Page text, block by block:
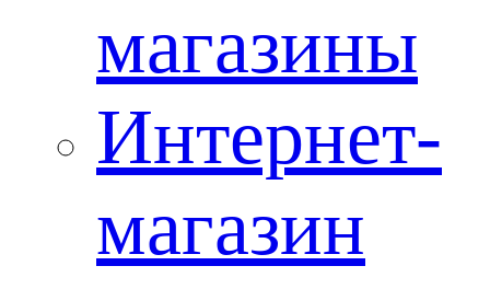
магазины
Интернет-
магазин